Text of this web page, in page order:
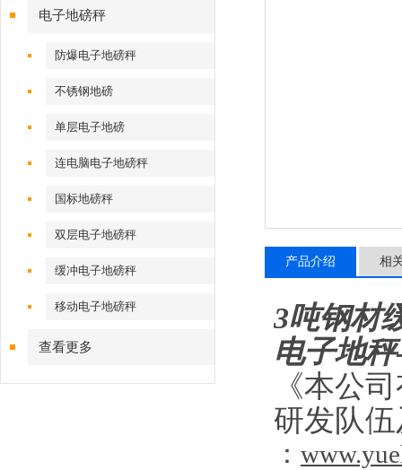
电子地磅秤
防爆电子地磅秤
不锈钢地磅
单层电子地磅
连电脑电子地磅秤
国标地磅秤
双层电子地磅秤
缓冲电子地磅秤
移动电子地磅秤
查看更多
产品介绍 相
3吨钢材
电子地秤
《本公
研发队
：